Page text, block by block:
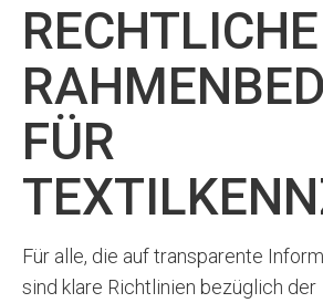
RECHTLICHE
FÜR
Für alle, die auf transparente
sind klare Richtlinien bezüglich der